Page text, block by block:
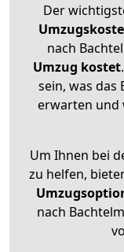
Der
nach
Umzug kostet.
sein, was das
erwarten und
Um Ihnen bei
zu helfen,
nach